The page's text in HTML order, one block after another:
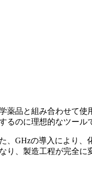
薬品と組み合わせて使
るのに理想的なツール
、GHzの導入により、
り、製造工程が完全に